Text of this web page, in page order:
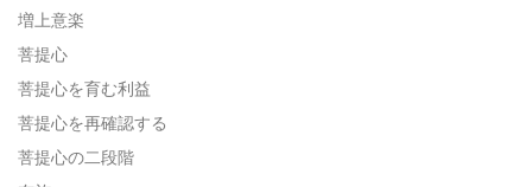
増上意楽
菩提心
菩提心を育む利益
菩提心を再確認する
菩提心の二段階